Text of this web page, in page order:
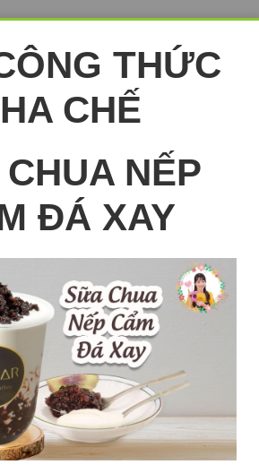
THỨC
CHẾ
NẾP
ĐÁ XAY